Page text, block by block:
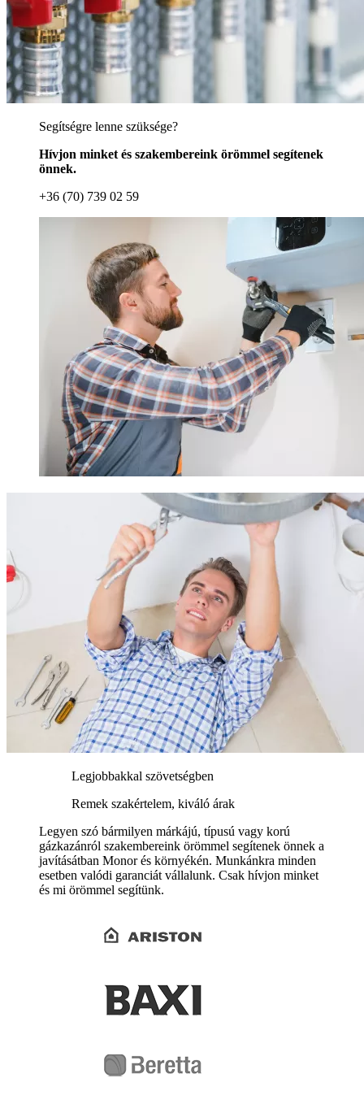
Segítségre lenne szüksége?
Hívjon minket és szakembereink örömmel segítenek
önnek.
+36 (70) 739 02 59
Legjobbakkal szövetségben
Remek szakértelem, kiváló árak
Legyen szó bármilyen márkájú, típusú vagy korú
gázkazánról szakembereink örömmel segítenek önnek a
javításátban Monor és környékén. Munkánkra minden
esetben valódi garanciát vállalunk. Csak hívjon minket
és mi örömmel segítünk.